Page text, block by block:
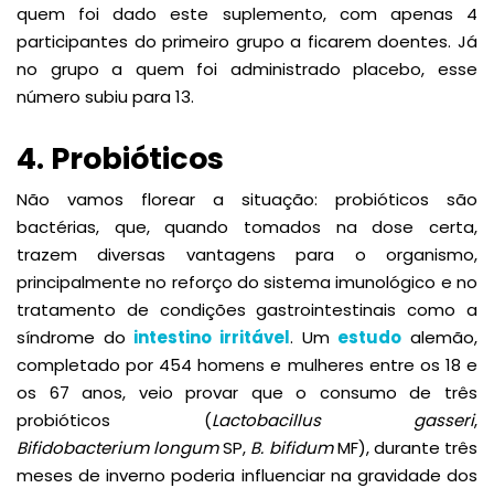
quem foi dado este suplemento, com apenas 4
participantes do primeiro grupo a ficarem doentes. Já
no grupo a quem foi administrado placebo, esse
número subiu para 13.
4. Probióticos
Não vamos florear a situação: probióticos são
bactérias, que, quando tomados na dose certa,
trazem diversas vantagens para o organismo,
principalmente no reforço do sistema imunológico e no
tratamento de condições gastrointestinais como a
síndrome do intestino irritável. Um estudo alemão,
completado por 454 homens e mulheres entre os 18 e
os 67 anos, veio provar que o consumo de três
probióticos (Lactobacillus gasseri,
Bifidobacterium longumSP, B. bifidumMF), durante três
meses de inverno poderia influenciar na gravidade dos